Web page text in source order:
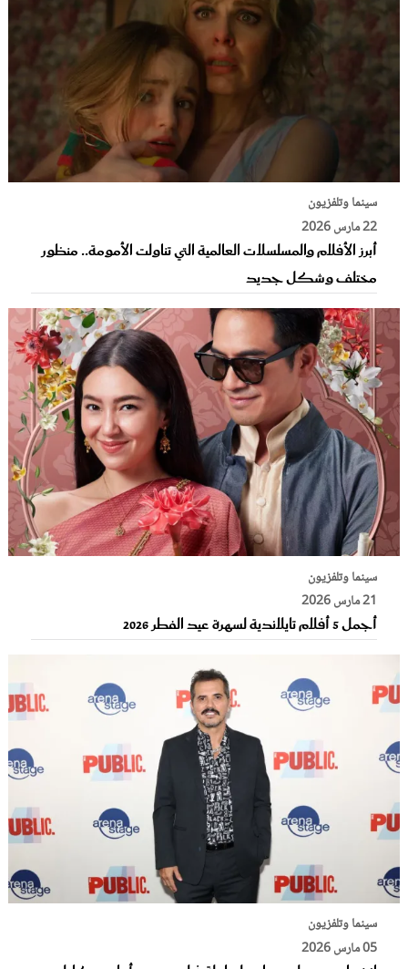
سينما وتلفزيون
22 مارس 2026
أبرز الأفلام والمسلسلات العالمية التي تناولت الأمومة.. منظور
مختلف وشكل جديد
سينما وتلفزيون
21 مارس 2026
أجمل 5 أفلام تايلاندية لسهرة عيد الفطر 2026
سينما وتلفزيون
05 مارس 2026